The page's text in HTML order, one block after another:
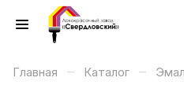
Главная – Каталог –